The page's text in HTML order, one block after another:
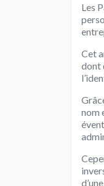
Les
Cet
dont
nom